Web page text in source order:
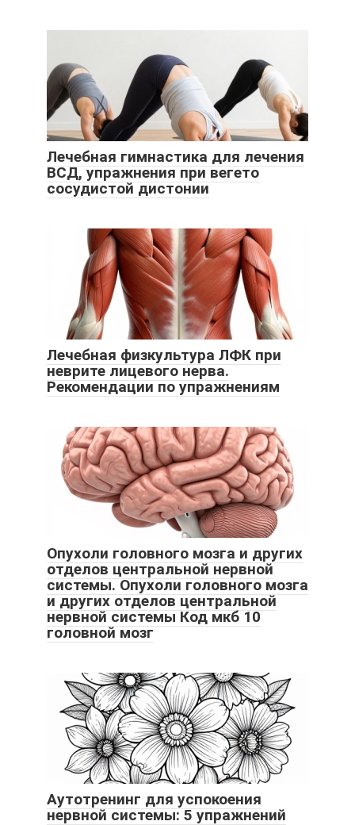
Лечебная гимнастика для лечения
ВСД, упражнения при вегето
сосудистой дистонии
Лечебная физкультура ЛФК при
неврите лицевого нерва.
Рекомендации по упражнениям
Опухоли головного мозга и других
отделов центральной нервной
системы. Опухоли головного мозга
и других отделов центральной
нервной системы Код мкб 10
головной мозг
Аутотренинг для успокоения
нервной системы: 5 упражнений